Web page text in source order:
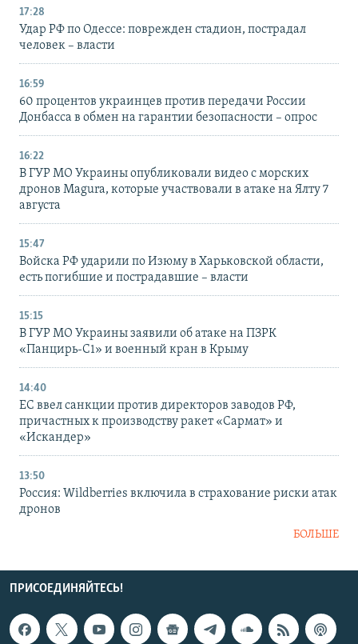
17:28
Удар РФ по Одессе: поврежден стадион, пострадал
человек – власти
16:59
60 процентов украинцев против передачи России
Донбасса в обмен на гарантии безопасности – опрос
16:22
В ГУР МО Украины опубликовали видео с морских
дронов Magura, которые участвовали в атаке на Ялту 7
августа
15:47
Войска РФ ударили по Изюму в Харьковской области,
есть погибшие и пострадавшие – власти
15:15
В ГУР МО Украины заявили об атаке на ПЗРК
«Панцирь-С1» и военный кран в Крыму
14:40
ЕС ввел санкции против директоров заводов РФ,
причастных к производству ракет «Сармат» и
«Искандер»
13:50
Россия: Wildberries включила в страхование риски атак
дронов
БОЛЬШЕ
ПРИСОЕДИНЯЙТЕСЬ!